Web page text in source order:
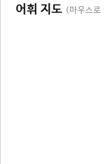
어휘 지도 (마우스로